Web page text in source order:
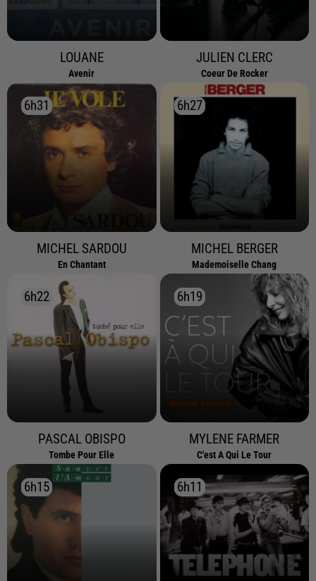
LOUANE
Avenir
JULIEN CLERC
Coeur De Rocker
6h31
6h31
MICHEL SARDOU
En Chantant
6h27
6h27
MICHEL BERGER
Mademoiselle Chang
6h22
6h22
PASCAL OBISPO
Tombe Pour Elle
6h19
6h19
MYLENE FARMER
C'est A Qui Le Tour
6h15
6h15 6h11
6h11